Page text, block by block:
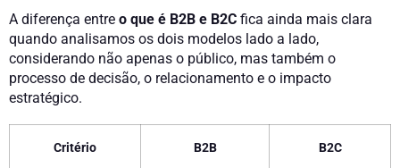
A diferença entre o que é B2B e B2C fica ainda mais clara
quando analisamos os dois modelos lado a lado,
considerando não apenas o público, mas também o
processo de decisão, o relacionamento e o impacto
estratégico.
Critério B2B B2C